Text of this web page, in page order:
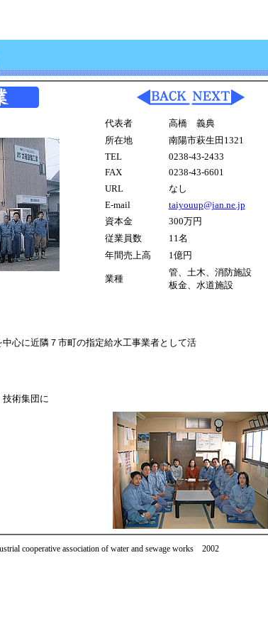
代表者
高橋 義典
所在地
南陽市萩生田1321
TEL
0238-43-2433
FAX
0238-43-6601
URL
なし
E-mail
taiyouup@jan.ne.jp
資本金
300万円
従業員数
11名
年間売上高
1億円
業種
管、土木、消防施設
板金、水道施設
心に近隣７市町の指定給水工事業者として活
術集団に
cooperative association of water and sewage works 2002